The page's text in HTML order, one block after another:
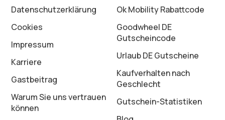
Datenschutz­erklärung
Cookies
Impressum
Karriere
Gastbeitrag
Warum Sie uns vertrauen
können
Ok Mobility Rabattcode
Goodwheel DE
Gutscheincode
Urlaub DE Gutscheine
Kaufverhalten nach
Geschlecht
Gutschein-Statistiken